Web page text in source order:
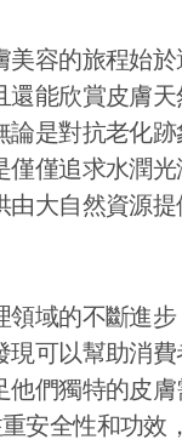
美容的旅程始
還能欣賞皮膚
論是對抗老化
僅僅追求水潤
由大自然資源
領域的不斷進
現可以幫助消
們獨特的皮膚
安全性和功效